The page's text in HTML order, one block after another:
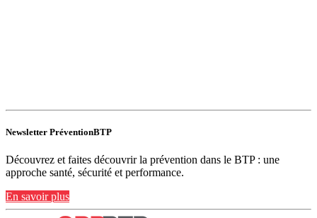
Newsletter PréventionBTP
Découvrez et faites découvrir la prévention dans le BTP : une
approche santé, sécurité et performance.
En savoir plus